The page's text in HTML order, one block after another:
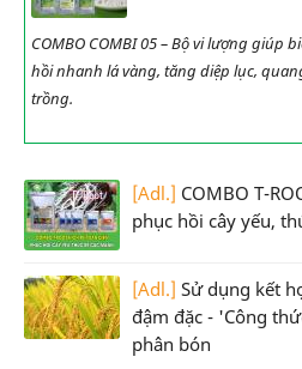
COMBO COMBI 05 – Bộ vi lượng giúp
hồi nhanh lá vàng, tăng diệp lục,
trồng.
[Adl.] COMBO T-
phục hồi cây yếu,
[Adl.] Sử dụng kết
đậm đặc - 'Công
phân bón